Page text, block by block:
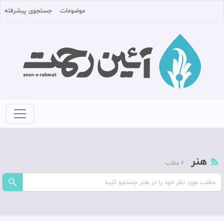
موضوعات جستجوی پیشرفته
هنر 6 مطلب